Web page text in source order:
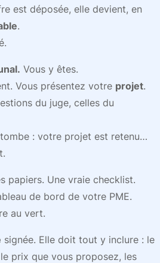
est déposée, elle devient, en
.
Vous y êtes.
Vous présentez votre projet.
du juge, celles du
tombe : votre projet est retenu…
papiers. Une vraie checklist.
de bord de votre PME.
au vert.
signée. Elle doit tout y inclure : le
prix que vous proposez, les